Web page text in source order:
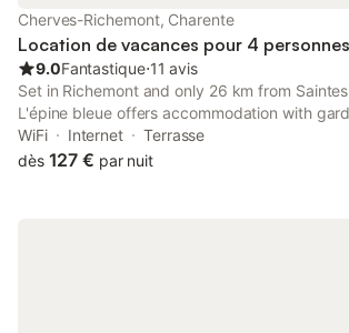
Cuisine entièrement équipée - cuisinière
four, réfrigérateur avec petit compartiment
Cherves-Richemont, Charente
Location de vacances pour 4 personnes
9.0Fantastique⋅11 avis
Set in Richemont and only 26 km from
L'épine bleue offers accommodation with
WiFi and free private parking.
WiFi Internet
Terrasse
dès 127 € par nuit